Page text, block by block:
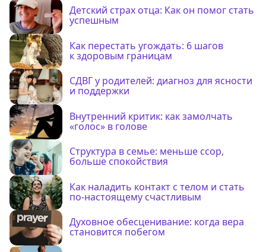
Детский страх отца: Как он помог стать
успешным
Как перестать угождать: 6 шагов
к здоровым границам
СДВГ у родителей: диагноз для ясности
и поддержки
Внутренний критик: как замолчать
«голос» в голове
Структура в семье: меньше ссор,
больше спокойствия
Как наладить контакт с телом и стать
по-настоящему счастливым
Духовное обесценивание: когда вера
становится побегом